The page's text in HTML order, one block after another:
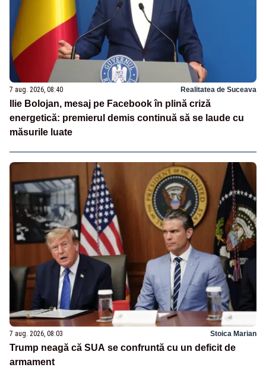
7 aug. 2026, 08:40 Realitatea de Suceava
Ilie Bolojan, mesaj pe Facebook în plină criză
energetică: premierul demis continuă să se laude cu
măsurile luate
7 aug. 2026, 08:03 Stoica Marian
Trump neagă că SUA se confruntă cu un deficit de
armament